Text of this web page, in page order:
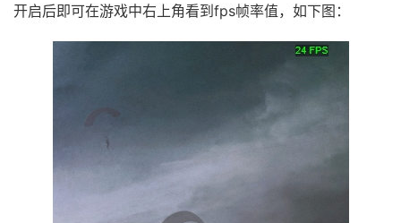
开启后即可在游戏中右上角看到fps帧率值，如下图：